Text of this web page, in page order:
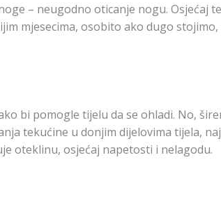
– neugodno oticanje nogu. Osjećaj
mjesecima, osobito ako dugo stojimo,
bi pomogle tijelu da se ohladi. No,
tekućine u donjim dijelovima tijela,
oteklinu, osjećaj napetosti i nelagodu.